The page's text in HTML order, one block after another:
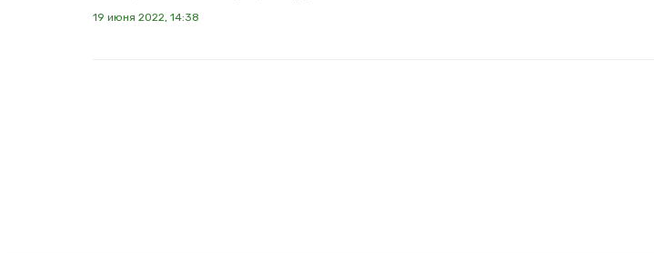
19 июня 2022, 14:38